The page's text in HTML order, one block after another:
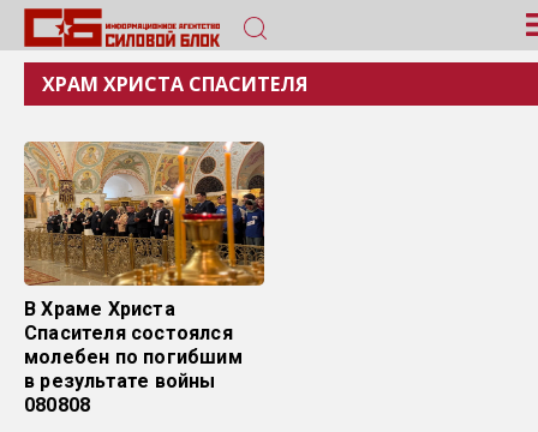
ХРАМ ХРИСТА СПАСИТЕЛЯ
В Храме Христа
Спасителя состоялся
молебен по погибшим
в результате войны
080808